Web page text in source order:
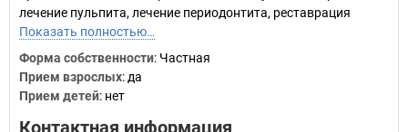
лечение пульпита, лечение периодонтита, реставрация
Показать полностью…
Форма собственности: Частная
Прием взрослых: да
Прием детей: нет
Контактная информация